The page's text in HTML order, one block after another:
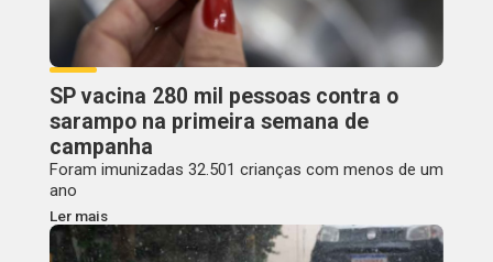
SP vacina 280 mil pessoas contra o
sarampo na primeira semana de
campanha
Foram imunizadas 32.501 crianças com menos de um
ano
Ler mais